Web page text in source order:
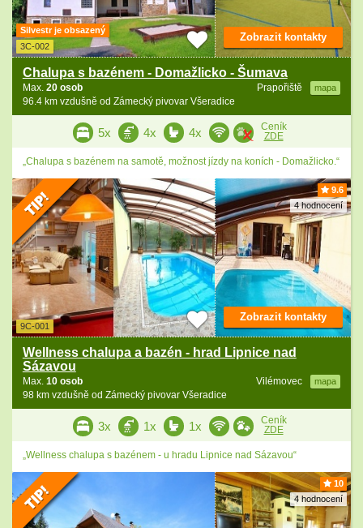
Silvestr je obsazený
3C-002
Chalupa s bazénem - Domažlicko - Šumava
Prapořiště mapa
Max. 20 osob
96.4 km vzdušně od Zámecký pivovar Všeradice
Zobrazit kontakty
5x 4x 4x
Ceník
ZDE
„Chalupa s bazénem na samotě, možnost jízdy na koních - Domažlicko.“
9.6
4 hodnocení
9C-001
Wellness chalupa a bazén - hrad Lipnice nad
Sázavou
Vilémovec mapa
Max. 10 osob
98 km vzdušně od Zámecký pivovar Všeradice
Zobrazit kontakty
3x 1x 1x
Ceník
ZDE
„Wellness chalupa s bazénem - u hradu Lipnice nad Sázavou“
10
4 hodnocení